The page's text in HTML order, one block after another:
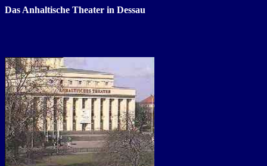
Das Anhaltische Theater in Dessau